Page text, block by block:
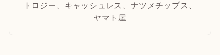
トロジー、キャッシュレス、ナツメチップス、
ヤマト屋